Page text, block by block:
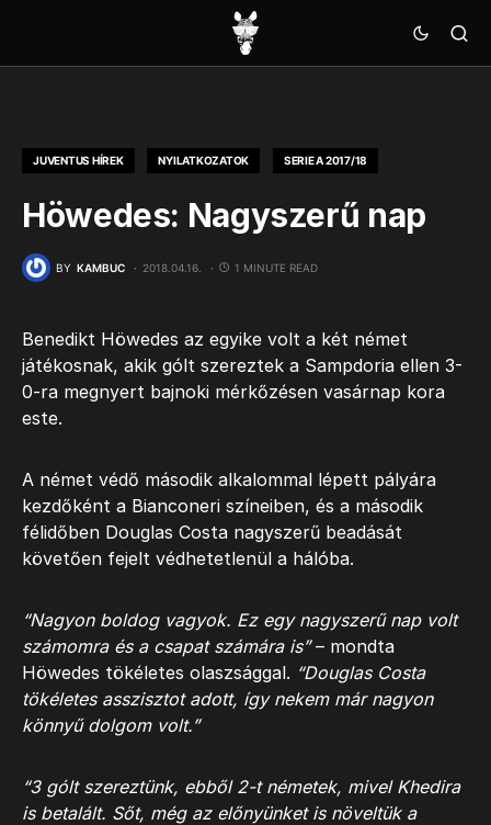
JUVENTUS HÍREK NYILATKOZATOK SERIE A 2017/18
Höwedes: Nagyszerű nap
BY KAMBUC 2018.04.16. 1 MINUTE READ
Benedikt Höwedes az egyike volt a két német
játékosnak, akik gólt szereztek a Sampdoria ellen 3-
0-ra megnyert bajnoki mérkőzésen vasárnap kora
este.
A német védő második alkalommal lépett pályára
kezdőként a Bianconeri színeiben, és a második
félidőben Douglas Costa nagyszerű beadását
követően fejelt védhetetlenül a hálóba.
“Nagyon boldog vagyok. Ez egy nagyszerű nap volt
számomra és a csapat számára is”– mondta
Höwedes tökéletes olaszsággal. “Douglas Costa
tökéletes asszisztot adott, így nekem már nagyon
könnyű dolgom volt.”
“3 gólt szereztünk, ebből 2-t németek, mivel Khedira
is betalált. Sőt, még az előnyünket is növeltük a